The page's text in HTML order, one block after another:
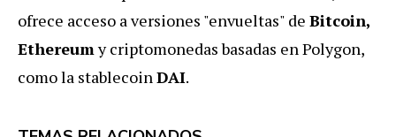
ofrece acceso a versiones "envueltas" de Bitcoin,
Ethereumy criptomonedas basadas en Polygon,
como la stablecoinDAI.